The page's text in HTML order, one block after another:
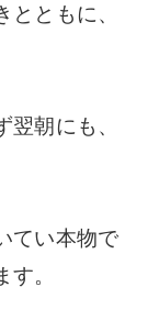
ともに、
朝にも、
てい本物で
。